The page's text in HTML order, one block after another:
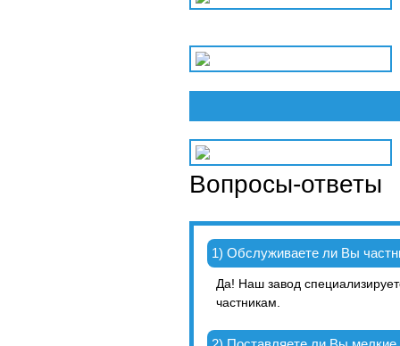
Вопросы-ответы
1) Обслуживаете ли Вы
Да! Наш завод
частникам.